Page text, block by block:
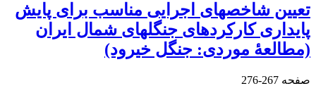
تعیین شاخص‏های اجرایی مناسب برای پایش
پایداری کارکردهای جنگل‏های شمال ایران
‌(مطالعۀ موردی: جنگل خیرود)
صفحه 267-276